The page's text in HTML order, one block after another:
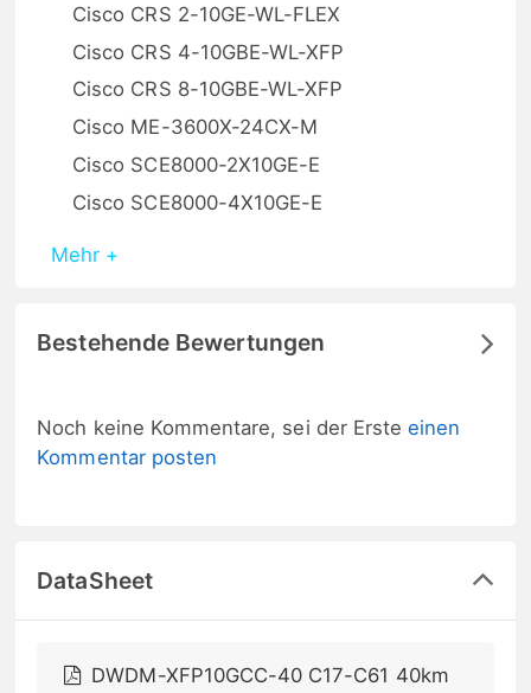
Cisco CRS 2-10GE-WL-FLEX
Cisco CRS 4-10GBE-WL-XFP
Cisco CRS 8-10GBE-WL-XFP
Cisco ME-3600X-24CX-M
Cisco SCE8000-2X10GE-E
Cisco SCE8000-4X10GE-E
Mehr +
Bestehende Bewertungen
Noch keine Kommentare, sei der Ersteeinen
Kommentar posten
DataSheet
DWDM-XFP10GCC-40 C17-C61 40km